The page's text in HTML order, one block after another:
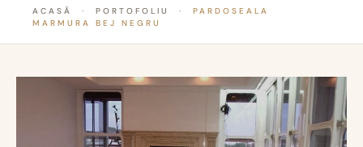
ACASĂ · PORTOFOLIU ·
PARDOSEALA
MARMURA BEJ NEGRU